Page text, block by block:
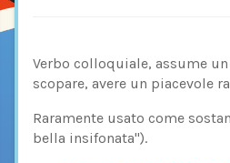
Verbo colloquiale, assume
scopare, avere un piacevole
Raramente usato come
bella insifonata").